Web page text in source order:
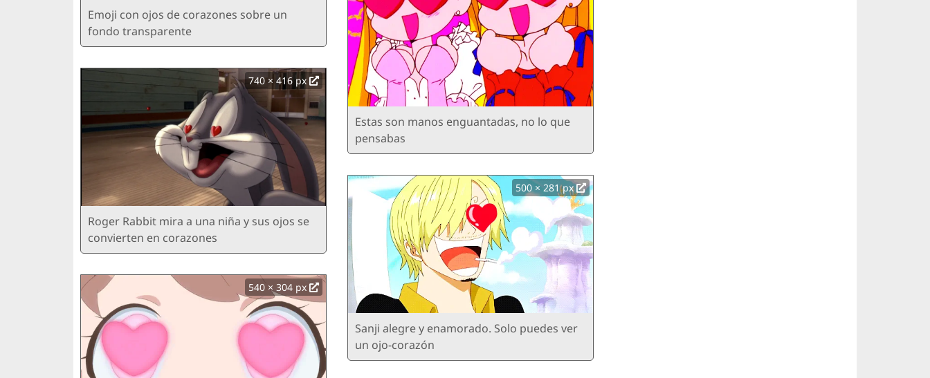
Emoji con ojos de corazones sobre un
fondo transparente
740 × 416 px
Roger Rabbit mira a una niña y sus ojos se
convierten en corazones
540 × 304 px
Estas son manos enguantadas, no lo que
pensabas
500 × 281 px
Sanji alegre y enamorado. Solo puedes ver
un ojo-corazón